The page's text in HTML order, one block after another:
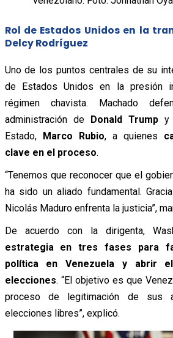
Rol de Estados Unidos en la
Delcy Rodríguez
Uno de los puntos centrales de su
de Estados Unidos en la presión
régimen chavista. Machado
administración de
Donald Trumpy
Estado,
Marco Rubio, a quienes
clave en el proceso.
“Tenemos que reconocer que el
ha sido un aliado fundamental.
Nicolás Maduro enfrenta la justicia”,
De acuerdo con la dirigenta,
estrategia en tres fases para
política en Venezuela y abrir
elecciones. “El objetivo es que
proceso de legitimación de sus
elecciones libres”, explicó.